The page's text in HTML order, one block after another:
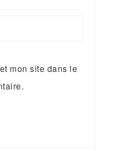
mon site dans le